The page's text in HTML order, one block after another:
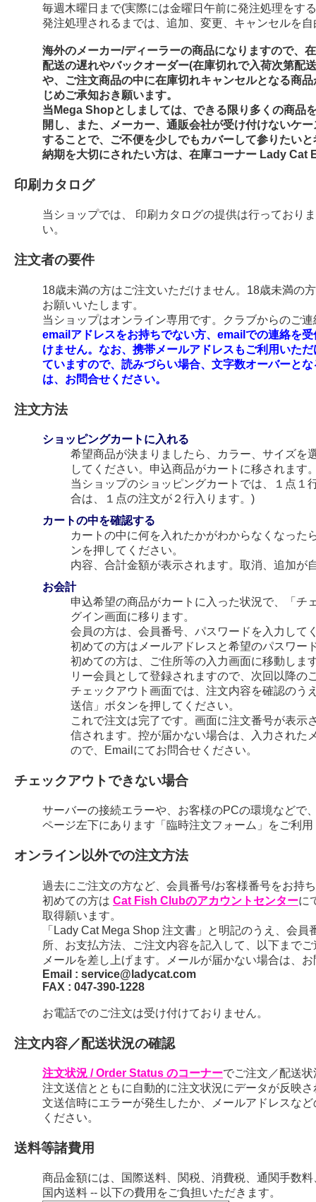
毎週木曜日まで(実際には金曜日午前に発注処理をす
発注処理されるまでは、追加、変更、キャンセルを
海外のメーカー/ディーラーの商品になりますので、
配送の遅れやバックオーダー(在庫切れで入荷次第配
や、ご注文商品の中に在庫切れキャンセルとなる商
じめご承知おき願います。
当Mega Shopとしましては、できる限り多くの商品
開し、また、メーカー、通販会社が受け付けないケ
することで、ご不便を少しでもカバーして参りたい
納期を大切にされたい方は、在庫コーナー Lady Cat
印刷カタログ
当ショップでは、 印刷カタログの提供は行っており
い。
注文者の要件
18歳未満の方はご注文いただけません。18歳未満の
お願いいたします。
当ショップはオンライン専用です。クラブからのご
emailアドレスをお持ちでない方、emailでの連絡を
けません。なお、携帯メールアドレスもご利用いた
ていますので、読みづらい場合、文字数オーバーと
は、お問合せください。
注文方法
ショッピングカートに入れる
希望商品が決まりましたら、カラー、サイズを
してください。申込商品がカートに移されます
当ショップのショッピングカートでは、１点１
合は、１点の注文が２行入ります。)
カートの中を確認する
カートの中に何を入れたかがわからなくなった
ンを押してください。
内容、合計金額が表示されます。取消、追加が
お会計
申込希望の商品がカートに入った状況で、「チ
グイン画面に移ります。
会員の方は、会員番号、パスワードを入力して
初めての方はメールアドレスと希望のパスワー
初めての方は、ご住所等の入力画面に移動しま
リー会員として登録されますので、次回以降の
チェックアウト画面では、注文内容を確認のう
送信」ボタンを押してください。
これで注文は完了です。画面に注文番号が表
信されます。控が届かない場合は、入力された
ので、Emailにてお問合せください。
チェックアウトできない場合
サーバーの接続エラーや、お客様のPCの環境などで
ページ左下にあります「臨時注文フォーム」をご利
オンライン以外での注文方法
過去にご注文の方など、会員番号/お客様番号をお持
初めての方は Cat Fish Clubのアカウントセンターに
取得願います。
「Lady Cat Mega Shop 注文書」と明記のうえ、会
所、お支払方法、ご注文内容を記入して、以下まで
メールを差し上げます。メールが届かない場合は、
Email : service@ladycat.com
FAX : 047-390-1228
お電話でのご注文は受け付けておりません。
注文内容／配送状況の確認
注文状況 / Order Status のコーナーでご注文／配送
注文送信とともに自動的に注文状況にデータが反映
文送信時にエラーが発生したか、メールアドレスな
ください。
送料等諸費用
商品金額には、国際送料、関税、消費税、通関手数
国内送料 -- 以下の費用をご負担いただきます。